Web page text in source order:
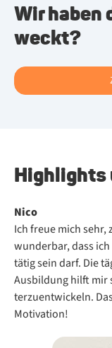
Wir ha­ben
weckt?
Highlights
Nico
Ich freue mich
wun­der­bar, dass
tä­tig sein darf. Die
Aus­bil­dung hilft mir
ter­zu­ent­wi­ckeln.
Mo­ti­va­ti­on!